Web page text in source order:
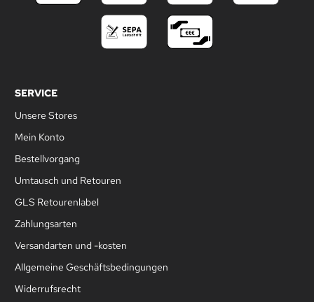
SERVICE
Unsere Stores
Mein Konto
Bestellvorgang
Umtausch und Retouren
GLS Retourenlabel
Zahlungsarten
Versandarten und -kosten
Allgemeine Geschäftsbedingungen
Widerrufsrecht